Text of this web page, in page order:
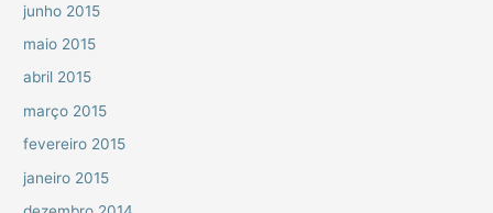
junho 2015
maio 2015
abril 2015
março 2015
fevereiro 2015
janeiro 2015